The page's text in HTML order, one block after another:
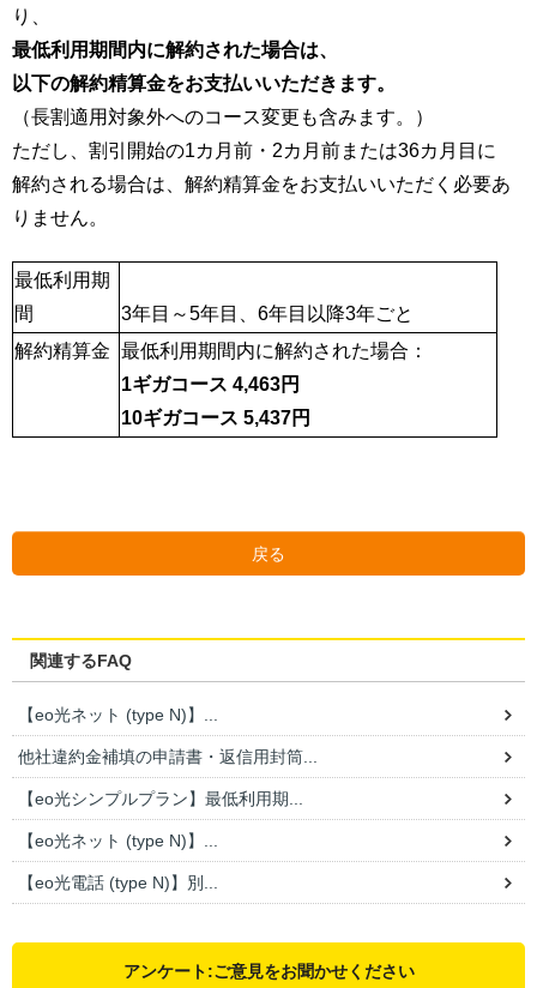
り、
最低利用期間内に解約された場合は、
以下の解約精算金をお支払いいただきます。
（長割適用対象外へのコース変更も含みます。）
ただし、割引開始の1カ月前・2カ月前または36カ月目に
解約される場合は、解約精算金をお支払いいただく必要あ
りません。
最低利用期
間
3年目～5年目、6年目以降3年ごと
解約精算金 最低利用期間内に解約された場合：
1ギガコース 4,463円
10ギガコース 5,437円
戻る
関連するFAQ
【eo光ネット (type N)】...
他社違約金補填の申請書・返信用封筒...
【eo光シンプルプラン】最低利用期...
【eo光ネット (type N)】...
【eo光電話 (type N)】別...
アンケート:ご意見をお聞かせください